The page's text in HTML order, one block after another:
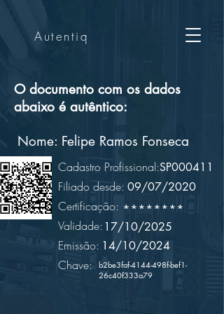
Autentiq
O documento com os dados
abaixo é autêntico:
Nome:
Cadastro Profissional:
Filiado desde:
Certificação:
Validade:
Emissão:
Chave:
b2be3faf-4144-498f-bef1-
26c40f333a79
17/10/2025
Felipe Ramos Fonseca
14/10/2024
********
09/07/2020
SP000411